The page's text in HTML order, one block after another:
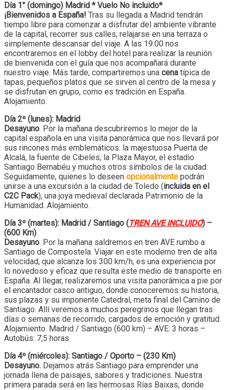
Día 1° (domingo) Madrid * Vuelo No incluido*
¡Bienvenidos a España! Tras su llegada a Madrid tendrán
tiempo libre para comenzar a disfrutar del ambiente vibrante
de la capital, recorrer sus calles, relajarse en una terraza o
simplemente descansar del viaje. A las 19:00 nos
encontraremos en el lobby del hotel para realizar la reunión
de bienvenida con el guía que nos acompañará durante
nuestro viaje. Más tarde, compartiremos una cena típica de
tapas, pequeños platos que se sirven al centro de la mesa y
se disfrutan en grupo, como es tradición en España.
Alojamiento.
Día 2º (lunes): Madrid
Desayuno. Por la mañana descubriremos lo mejor de la
capital española en una visita panorámica que nos llevará por
sus rincones más emblemáticos: la majestuosa Puerta de
Alcalá, la fuente de Cibeles, la Plaza Mayor, el estadio
Santiago Bernabéu y muchos otros símbolos de la ciudad.
Seguidamente, quienes lo deseen opcionalmente podrán
unirse a una excursión a la ciudad de Toledo (incluida en el
C2C Pack), una joya medieval declarada Patrimonio de la
Humanidad. Alojamiento.
Día 3º (martes): Madrid / Santiago (TREN AVE INCLUIDO) –
(600 Km)
Desayuno. Por la mañana saldremos en tren AVE rumbo a
Santiago de Compostela. Viajar en este moderno tren de alta
velocidad, que alcanza los 300 km/h, es una experiencia por
lo novedoso y eficaz que resulta este medio de transporte en
España. Al llegar, realizaremos una visita panorámica a pie por
el encantador casco antiguo, donde conoceremos su historia,
sus plazas y su imponente Catedral, meta final del Camino de
Santiago. Allí veremos a muchos peregrinos que llegan tras
días o semanas de recorrido, cargados de emoción y gratitud.
Alojamiento. Madrid / Santiago (600 km) – AVE: 3 horas –
Autobús: 7,5 horas
Día 4º (miércoles): Santiago / Oporto – (230 Km)
Desayuno. Dejamos atrás Santiago para emprender una
jornada llena de paisajes, sabores y tradiciones. Nuestra
primera parada será en las hermosas Rías Baixas, donde